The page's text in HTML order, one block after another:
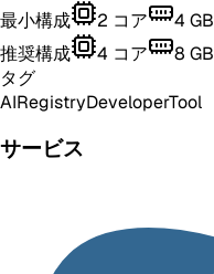
最小構成
2 コア 4 GB
推奨構成
4 コア 8 GB
タグ
AIRegistryDeveloperTool
サービス